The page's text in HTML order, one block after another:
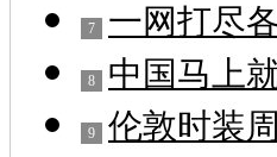
7 一网打尽
8 中国马上
9 伦敦时装